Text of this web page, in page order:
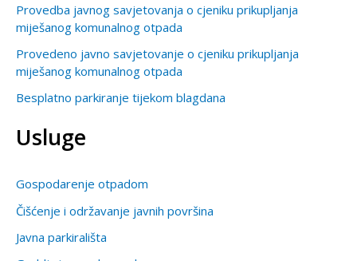
Provedba javnog savjetovanja o cjeniku prikupljanja
miješanog komunalnog otpada
Provedeno javno savjetovanje o cjeniku prikupljanja
miješanog komunalnog otpada
Besplatno parkiranje tijekom blagdana
Usluge
Gospodarenje otpadom
Čišćenje i održavanje javnih površina
Javna parkirališta